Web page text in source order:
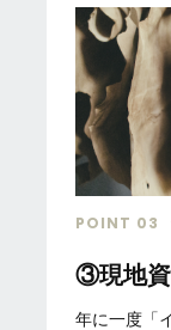
POINT 03
③現地資
年に一度「